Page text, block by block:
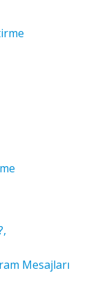
Mesajları